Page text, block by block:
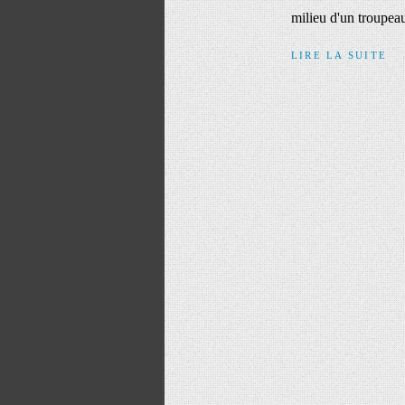
milieu d'un
LIRE LA SUITE